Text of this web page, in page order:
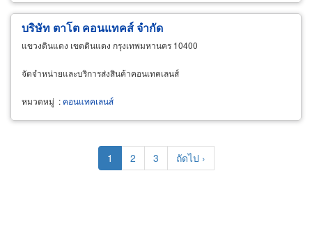
บริษัท ตาโต คอนแทคส์ จำกัด
แขวงดินแดง เขตดินแดง กรุงเทพมหานคร 10400
จัดจำหน่ายและบริการส่งสินค้าคอนเทคเลนส์
หมวดหมู่ : คอนแทคเลนส์
Current
page
1 Page
2 Page
3
Next
page
ถัดไป ›